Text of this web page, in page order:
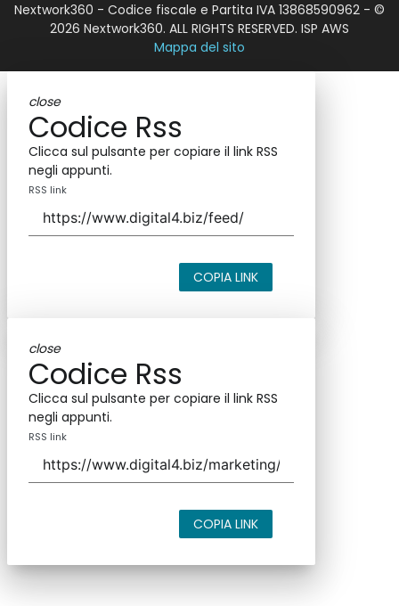
Nextwork360 - Codice fiscale e Partita IVA 13868590962 - ©
2026 Nextwork360. ALL RIGHTS RESERVED. ISP AWS
Mappa del sito
close
Codice Rss
Clicca sul pulsante per copiare il link RSS
negli appunti.
RSS link
COPIA LINK
close
Codice Rss
Clicca sul pulsante per copiare il link RSS
negli appunti.
RSS link
COPIA LINK